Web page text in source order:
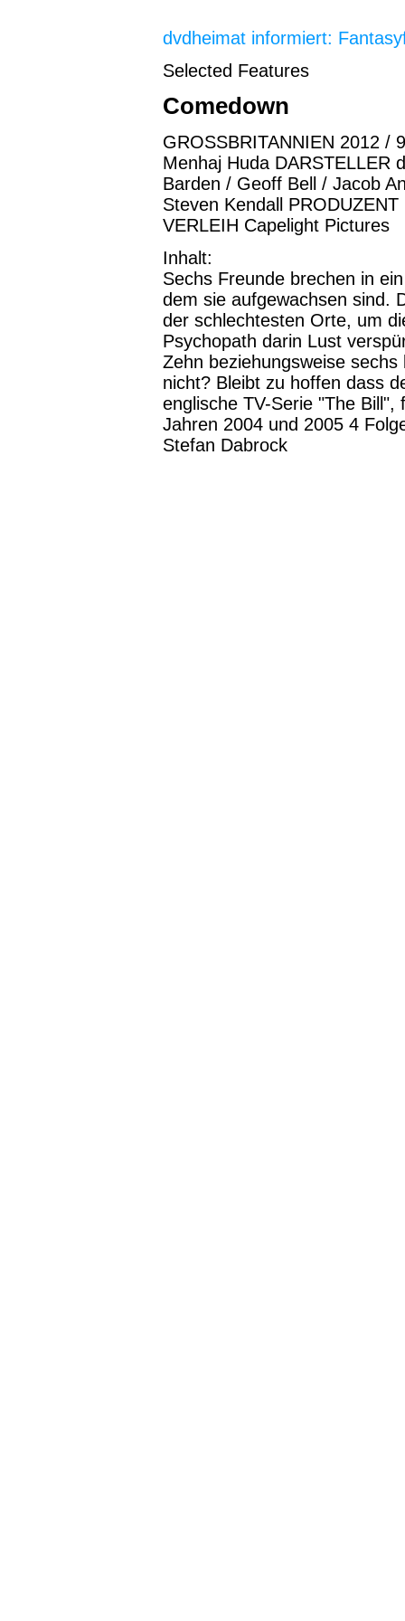
dvdheimat informiert:
Selected Features
Comedown
GROSSBRITANNIEN 2012 /
Menhaj Huda DARSTELLER
Barden / Geoff Bell / Jacob
Steven Kendall
VERLEIH Capelight Pictures
Inhalt:
Sechs Freunde brechen in
dem sie aufgewachsen sind.
der schlechtesten Orte, um
Psychopath darin Lust
Zehn beziehungsweise
nicht? Bleibt zu hoffen dass
englische TV-Serie "The
Jahren 2004 und 2005 4
Stefan Dabrock